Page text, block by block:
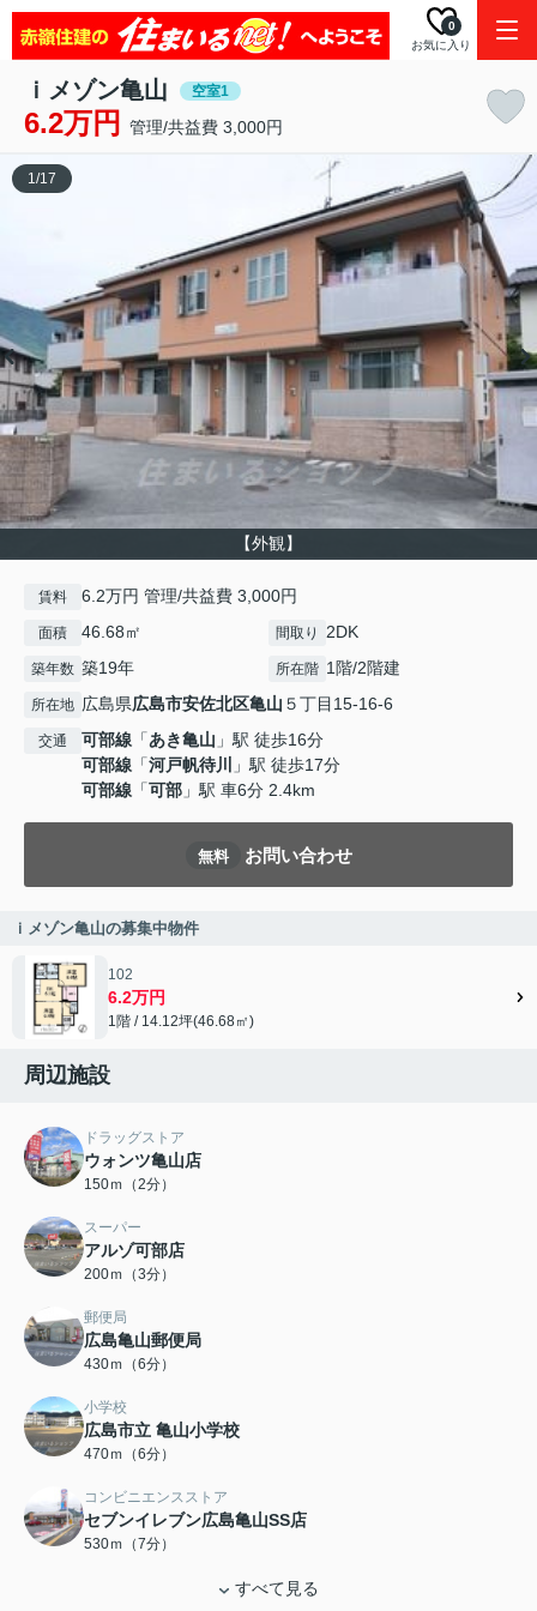
お気に入り
0
ｉメゾン亀山 空室1
6.2万円 管理/共益費 3,000円
【外観】
1/17
賃料 6.2万円 管理/共益費 3,000円
面積 46.68㎡ 間取り 2DK
築年数 築19年 所在階 1階/2階建
所在地 広島県広島市安佐北区亀山 ５丁目15-16-6
交通 可部線 「あき亀山 」駅 徒歩16分
可部線 「河戸帆待川
」駅 徒歩17分
可部線 「可部 」駅 車6分 2.4km
無料 お問い合わせ
ｉメゾン亀山の募集中物件
102
6.2万円
1階 / 14.12坪(46.68㎡)
周辺施設
ドラッグストア
ウォンツ亀山店
150ｍ（2分）
スーパー
アルゾ可部店
200ｍ（3分）
郵便局
広島亀山郵便局
430ｍ（6分）
小学校
広島市立 亀山小学校
470ｍ（6分）
コンビニエンスストア
セブンイレブン広島亀山SS店
530ｍ（7分）
すべて見る